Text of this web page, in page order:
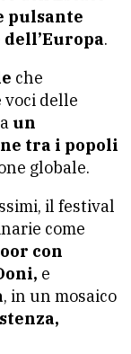
pulsante
.
che
voci delle
un
tra i popoli
globale.
il festival
come
con
e
, in un mosaico